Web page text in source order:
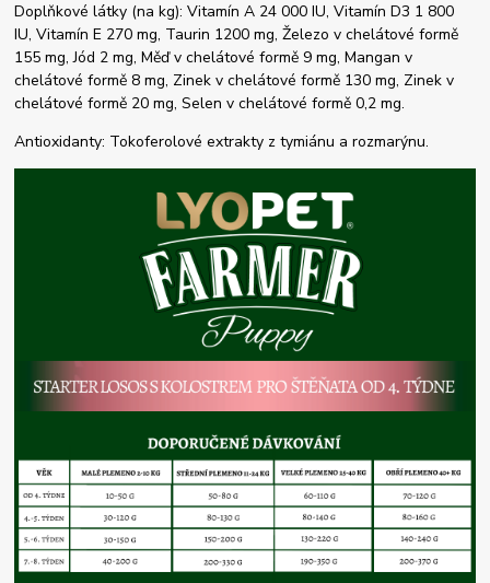
Doplňkové látky (na kg): Vitamín A 24 000 IU, Vitamín D3 1 800
IU, Vitamín E 270 mg, Taurin 1200 mg, Železo v chelátové formě
155 mg, Jód 2 mg, Měď v chelátové formě 9 mg, Mangan v
chelátové formě 8 mg, Zinek v chelátové formě 130 mg, Zinek v
chelátové formě 20 mg, Selen v chelátové formě 0,2 mg.
Antioxidanty: Tokoferolové extrakty z tymiánu a rozmarýnu.